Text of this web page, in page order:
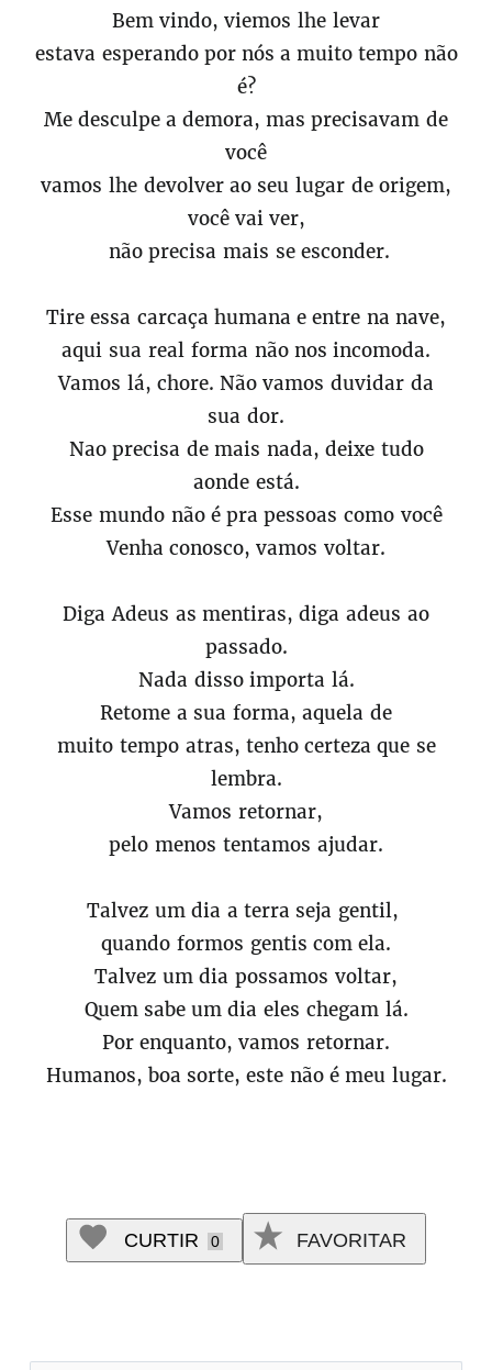
Bem vindo, viemos lhe levar
estava esperando por nós a muito tempo não
é?
Me desculpe a demora, mas precisavam de
você
vamos lhe devolver ao seu lugar de origem,
você vai ver,
não precisa mais se esconder.
Tire essa carcaça humana e entre na nave,
aqui sua real forma não nos incomoda.
Vamos lá, chore. Não vamos duvidar da
sua dor.
Nao precisa de mais nada, deixe tudo
aonde está.
Esse mundo não é pra pessoas como você
Venha conosco, vamos voltar.
Diga Adeus as mentiras, diga adeus ao
passado.
Nada disso importa lá.
Retome a sua forma, aquela de
muito tempo atras, tenho certeza que se
lembra.
Vamos retornar,
pelo menos tentamos ajudar.
Talvez um dia a terra seja gentil,
quando formos gentis com ela.
Talvez um dia possamos voltar,
Quem sabe um dia eles chegam lá.
Por enquanto, vamos retornar.
Humanos, boa sorte, este não é meu lugar.
CURTIR 0 FAVORITAR